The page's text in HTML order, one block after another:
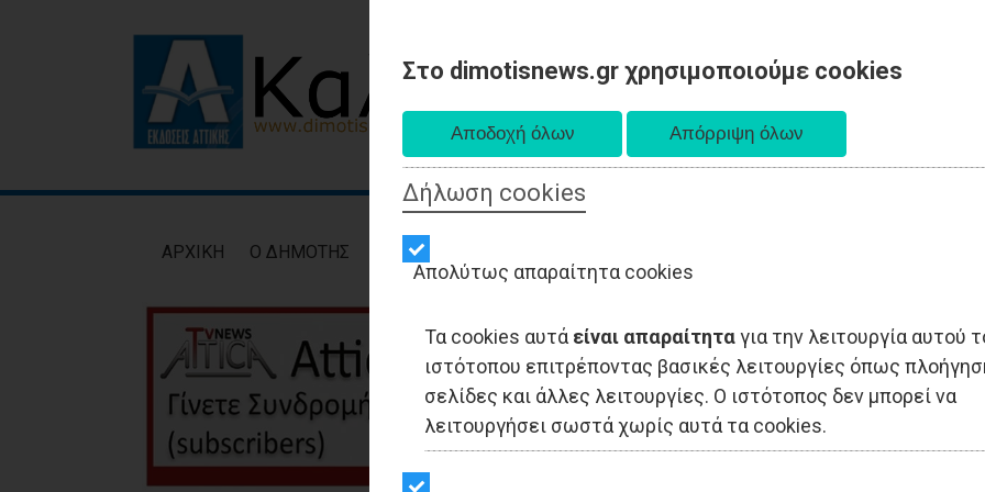
Στο dimotisnews.gr χρησιμοποιούμε cookies
Δήλωση cookies
Απολύτως απαραίτητα cookies
Τα cookies αυτά είναι απαραίτηταγια την λειτουργία αυτού
ιστότοπου επιτρέποντας βασικές λειτουργίες όπως
σελίδες και άλλες λειτουργίες. Ο ιστότοπος δεν μπορεί να
λειτουργήσει σωστά χωρίς αυτά τα cookies.
AΡXIKH Ο ΔΗΜΟΤΗΣ ΕΙΔΗΣΕΙΣ